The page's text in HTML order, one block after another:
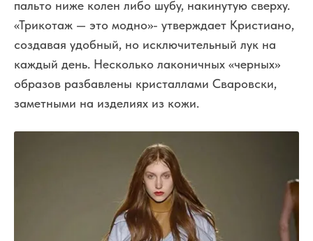
пальто ниже колен либо шубу, накинутую сверху.
«Трикотаж — это модно»- утверждает Кристиано,
создавая удобный, но исключительный лук на
каждый день. Несколько лаконичных «черных»
образов разбавлены кристаллами Сваровски,
заметными на изделиях из кожи.